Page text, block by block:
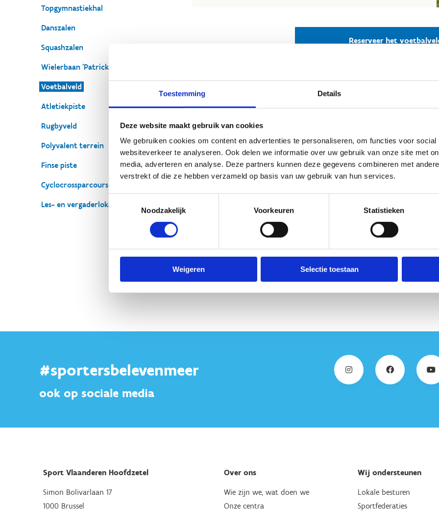
Toestemming Details
Deze website maakt gebruik van cookies
We gebruiken cookies om content en advertenties te personaliseren, om functies voor
websiteverkeer te analyseren. Ook delen we informatie over uw gebruik van onze site met
media, adverteren en analyse. Deze partners kunnen deze gegevens combineren met
verstrekt of die ze hebben verzameld op basis van uw gebruik van hun services.
Noodzakelijk
Voorkeuren Statistieken
Weigeren Selectie toestaan
Topgymnastiekhal
Danszalen
Squashzalen
Wielerbaan 'Patrick Sercu' & skeelerpiste
Voetbalveld
Atletiekpiste
Rugbyveld
Polyvalent terrein
Finse piste
Cyclocrossparcours
Les- en vergaderlokalen
Reserveer het
Op zoek naar een uitvalsbasis
voor jouw club?
Een plek nodig voor je trainingen en wedstrijden? Wil je met je
sportclub een evenement organiseren?
Voor losse reservaties kan je ons bereiken via mail, clubs die
aanvraagformulier in.
Reserveer via mail
Aanvraag sportaccommodaties
#sportersbelevenmeer
ook op sociale media
Sport Vlaanderen Hoofdzetel
Simon Bolivarlaan 17
1000 Brussel
Over ons
Wie zijn we, wat doen we
Onze centra
Wij ondersteunen
Lokale besturen
Sportfederaties